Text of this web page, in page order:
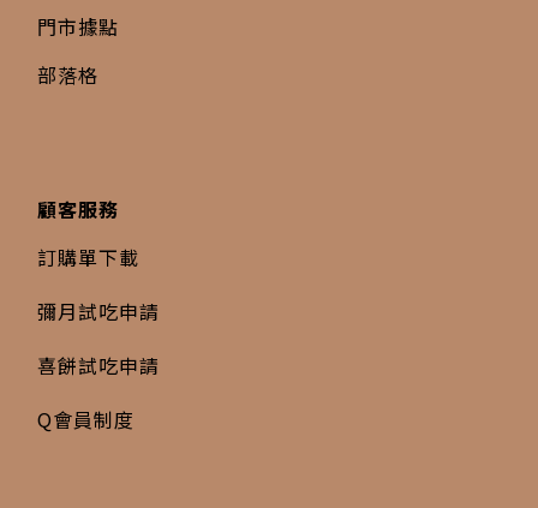
門市據點
部落格
顧客服務
訂購單下載
彌月試吃申請
喜餅試吃申請
Q會員制度